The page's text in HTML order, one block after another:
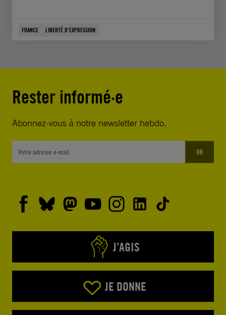
FRANCE LIBERTÉ D'EXPRESSION
Rester informé·e
Abonnez-vous à notre newsletter hebdo.
OK
J’AGIS
JE DONNE